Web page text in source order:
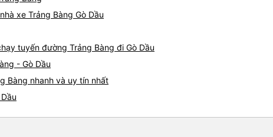
xe Trảng Bàng Gò Dầu
tuyến đường Trảng Bàng đi Gò Dầu
- Gò Dầu
Bàng nhanh và uy tín nhất